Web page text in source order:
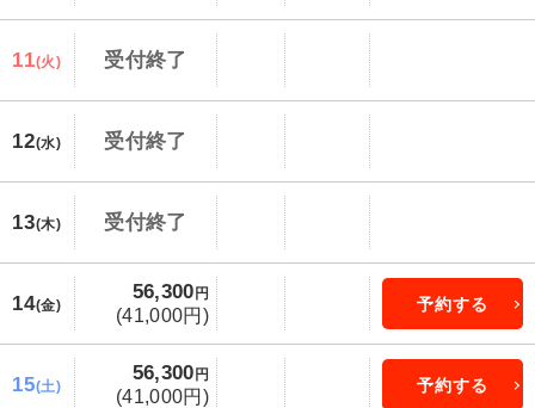
11(火) 受付終了
12(水) 受付終了
13(木) 受付終了
14(金)
56,300 円
(41,000円)
予約する
15(土)
56,300 円
(41,000円)
予約する